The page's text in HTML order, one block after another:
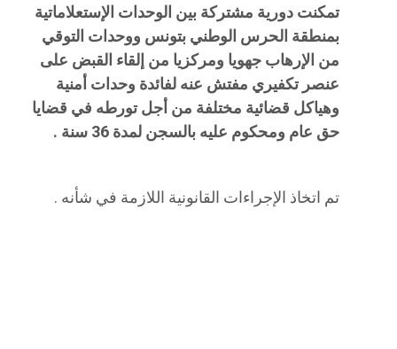
تمكنت دورية مشتركة بين الوحدات الإستعلاماتية
بمنطقة الحرس الوطني بتونس ووحدات التوقي
من الإرهاب جهويا ومركزيا من إلقاء القبض على
عنصر تكفيري مفتش عنه لفائدة وحدات أمنية
وهياكل قضائية مختلفة من أجل تورطه في قضايا
حق عام ومحكوم عليه بالسجن لمدة 36 سنة .
تم اتخاذ الإجراءات القانونية اللازمة في شأنه .